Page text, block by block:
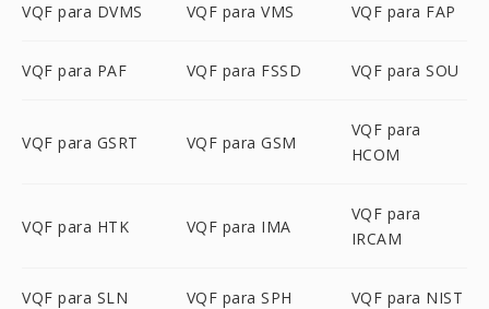
VQF para DVMS VQF para VMS VQF para FAP
VQF para PAF VQF para FSSD VQF para SOU
VQF para GSRT VQF para GSM
VQF para
HCOM
VQF para HTK VQF para IMA
VQF para
IRCAM
VQF para SLN VQF para SPH VQF para NIST